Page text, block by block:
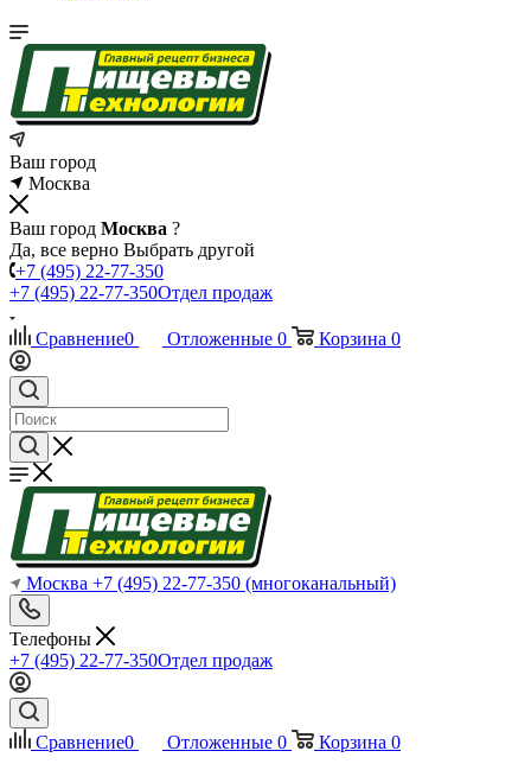
Ваш город
Москва
Ваш город Москва ?
Да, все верно Выбрать другой
+7 (495) 22-77-350
+7 (495) 22-77-350Отдел продаж
Сравнение0 Отложенные 0 Корзина 0
Москва +7 (495) 22-77-350 (многоканальный)
Телефоны
+7 (495) 22-77-350Отдел продаж
Сравнение0 Отложенные 0 Корзина 0